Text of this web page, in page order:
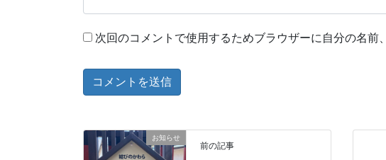
次回のコメントで使用するためブラウザーに自分の名前
お知らせ
前の記事